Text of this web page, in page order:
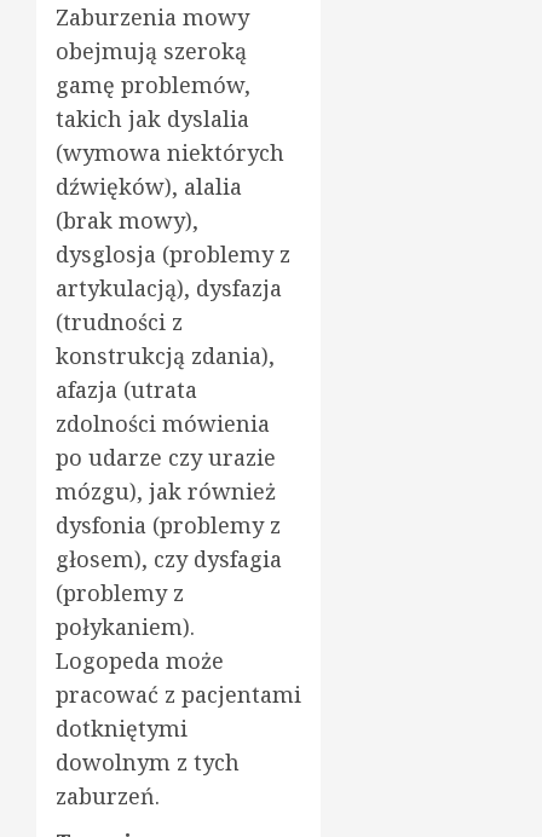
Zaburzenia mowy
obejmują szeroką
gamę problemów,
takich jak dyslalia
(wymowa niektórych
dźwięków), alalia
(brak mowy),
dysglosja (problemy z
artykulacją), dysfazja
(trudności z
konstrukcją zdania),
afazja (utrata
zdolności mówienia
po udarze czy urazie
mózgu), jak również
dysfonia (problemy z
głosem), czy dysfagia
(problemy z
połykaniem).
Logopeda może
pracować z pacjentami
dotkniętymi
dowolnym z tych
zaburzeń.